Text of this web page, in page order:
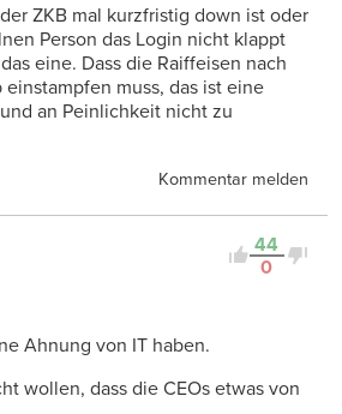
ZKB mal kurzfristig down ist oder
Person das Login nicht klappt
eine. Dass die Raiffeisen nach
muss, das ist eine
an Peinlichkeit nicht zu
Kommentar melden
44
0
Ahnung von IT haben.
wollen, dass die CEOs etwas von